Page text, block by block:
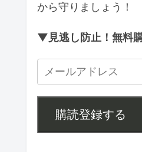
から守りましょう！
▼見逃し防止！無料
購読登録する